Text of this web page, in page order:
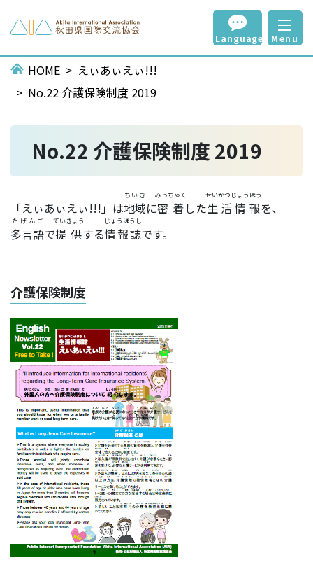
Language Menu
HOME
えぃあぃえぃ!!!
No.22 介護保険制度 2019
No.22 介護保険制度 2019
「えぃあぃえぃ!!!」は地域
ちいき
に密着
みっちゃく
した生活情報
せいかつじょうほう
を、
多言語
たげんご
で提供
ていきょう
する情報誌
じょうほうし
です。
介護保険制度